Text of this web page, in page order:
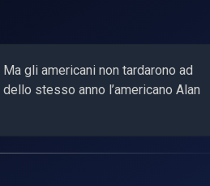
gli americani non tardarono ad
stesso anno l’americano Alan